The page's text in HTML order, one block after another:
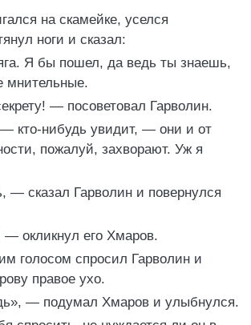
на скамейке, уселся
ноги и сказал:
Я бы пошел, да ведь ты знаешь,
мнительные.
— посоветовал Гарволин.
кто-нибудь увидит, — они и от
пожалуй, захворают. Уж я
— сказал Гарволин и повернулся
окликнул его Хмаров.
голосом спросил Гарволин и
правое ухо.
— подумал Хмаров и улыбнулся.